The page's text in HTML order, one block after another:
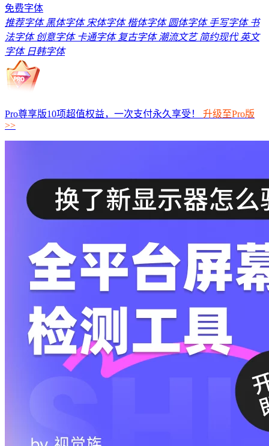
免费字体
推荐字体黑体字体宋体字体楷体字体圆体字体手写字体书
法字体创意字体卡通字体复古字体潮流文艺简约现代英文
字体日韩字体
Pro尊享版10项超值权益，一次支付永久享受！ 升级至Pro版
>>